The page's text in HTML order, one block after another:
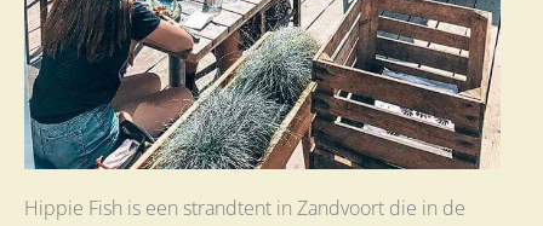
Hippie Fish is een strandtent in Zandvoort die in de